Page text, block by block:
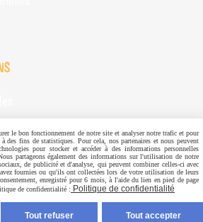
le bon fonctionnement de notre site et analyser notre trafic et pour
des fins de statistiques. Pour cela, nos partenaires et nous peuvent
pour stocker et accéder à des informations personnelles
partageons également des informations sur l'utilisation de notre
de publicité et d'analyse, qui peuvent combiner celles-ci avec
fournies ou qu'ils ont collectées lors de votre utilisation de leurs
enregistré pour 6 mois, à l'aide du lien en pied de page
de confidentialité : Politique de confidentialité
Tout refuser Tout accepter